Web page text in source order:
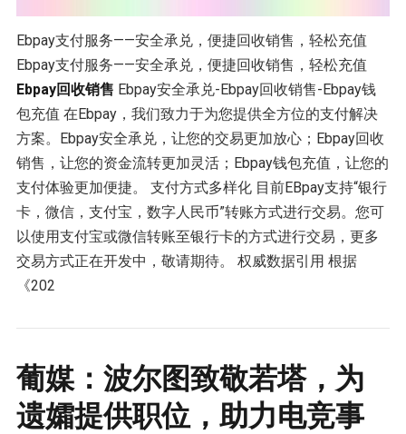
Ebpay支付服务——安全承兑，便捷回收销售，轻松充值
Ebpay支付服务——安全承兑，便捷回收销售，轻松充值
Ebpay回收销售 Ebpay安全承兑-Ebpay回收销售-Ebpay钱
包充值 在Ebpay，我们致力于为您提供全方位的支付解决
方案。Ebpay安全承兑，让您的交易更加放心；Ebpay回收
销售，让您的资金流转更加灵活；Ebpay钱包充值，让您的
支付体验更加便捷。 支付方式多样化 目前EBpay支持“银行
卡，微信，支付宝，数字人民币”转账方式进行交易。您可
以使用支付宝或微信转账至银行卡的方式进行交易，更多
交易方式正在开发中，敬请期待。 权威数据引用 根据
《202
葡媒：波尔图致敬若塔，为
遗孀提供职位，助力电竞事